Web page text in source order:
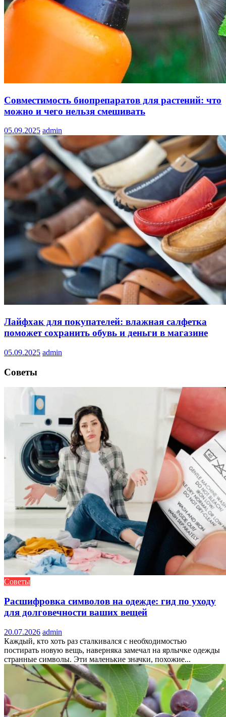
Совместимость биопрепаратов для растений: что
можно и чего нельзя смешивать
05.09.2025 admin
Лайфхак для покупателей: влажная салфетка
поможет сохранить обувь и деньги в магазине
05.09.2025 admin
Советы
Советы
Расшифровка символов на одежде: гид по уходу
для долговечности ваших вещей
20.07.2026 admin
Каждый, кто хоть раз сталкивался с необходимостью
постирать новую вещь, наверняка замечал на ярлычке одежды
странные символы. Эти маленькие значки, похожие...